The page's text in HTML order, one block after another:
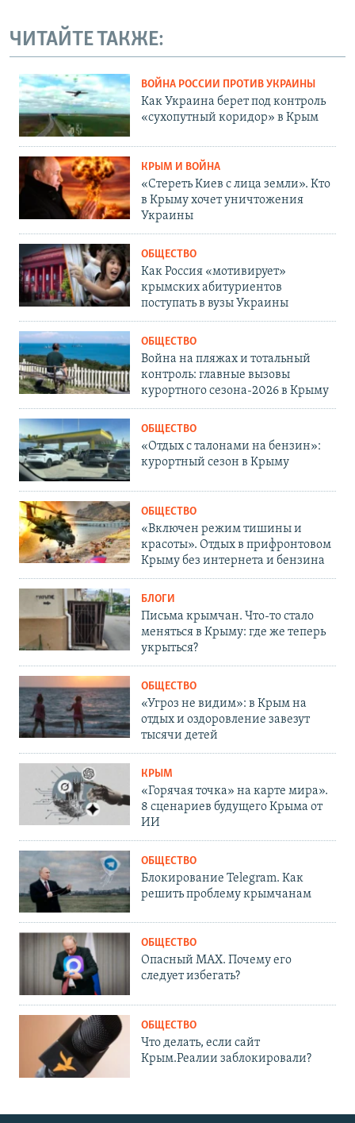
ЧИТАЙТЕ ТАКЖЕ:
ВОЙНА РОССИИ ПРОТИВ УКРАИНЫ
Как Украина берет под контроль
«сухопутный коридор» в Крым
КРЫМ И ВОЙНА
«Стереть Киев с лица земли». Кто
в Крыму хочет уничтожения
Украины
ОБЩЕСТВО
Как Россия «мотивирует»
крымских абитуриентов
поступать в вузы Украины
ОБЩЕСТВО
Война на пляжах и тотальный
контроль: главные вызовы
курортного сезона-2026 в Крыму
ОБЩЕСТВО
«Отдых с талонами на бензин»:
курортный сезон в Крыму
ОБЩЕСТВО
«Включен режим тишины и
красоты». Отдых в прифронтовом
Крыму без интернета и бензина
БЛОГИ
Письма крымчан. Что-то стало
меняться в Крыму: где же теперь
укрыться?
ОБЩЕСТВО
«Угроз не видим»: в Крым на
отдых и оздоровление завезут
тысячи детей
КРЫМ
«Горячая точка» на карте мира».
8 сценариев будущего Крыма от
ИИ
ОБЩЕСТВО
Блокирование Telegram. Как
решить проблему крымчанам
ОБЩЕСТВО
Опасный MAX. Почему его
следует избегать?
ОБЩЕСТВО
Что делать, если сайт
Крым.Реалии заблокировали?